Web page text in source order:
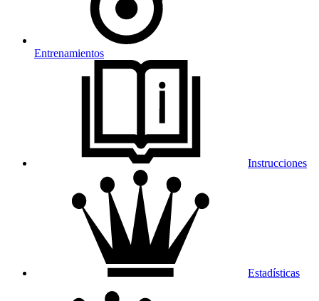
Entrenamientos
Instrucciones
Estadísticas